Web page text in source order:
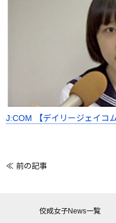
J:COM 【デイリージェイコ
前
≪ 前の記事
佼成女子News一覧